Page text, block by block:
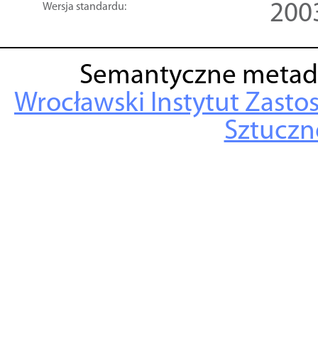
Wersja standardu:
Semantyczne
Wrocławski Instytut